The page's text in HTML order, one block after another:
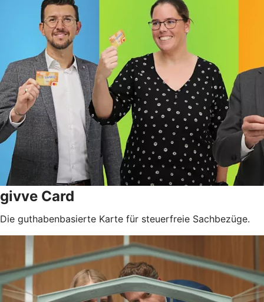
givve Card
Die guthabenbasierte Karte für steuerfreie Sachbezüge.